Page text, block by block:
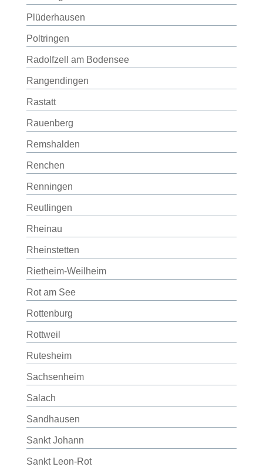
Plüderhausen
Poltringen
Radolfzell am Bodensee
Rangendingen
Rastatt
Rauenberg
Remshalden
Renchen
Renningen
Reutlingen
Rheinau
Rheinstetten
Rietheim-Weilheim
Rot am See
Rottenburg
Rottweil
Rutesheim
Sachsenheim
Salach
Sandhausen
Sankt Johann
Sankt Leon-Rot